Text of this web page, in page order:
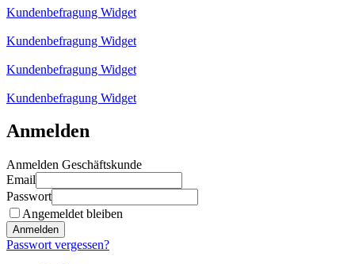
Kundenbefragung Widget
Kundenbefragung Widget
Kundenbefragung Widget
Kundenbefragung Widget
Anmelden
Anmelden Geschäftskunde
Email
Passwort
Angemeldet bleiben
Anmelden
Passwort vergessen?